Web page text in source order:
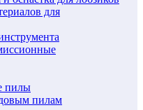
для
пилы
пилам